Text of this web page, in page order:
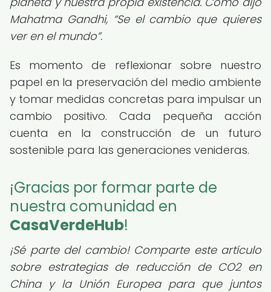
Mahatma Gandhi, Se el cambio que quieres
ver en el mundo .
Es momento de reflexionar sobre nuestro
papel en la preservación del medio ambiente
y tomar medidas concretas para impulsar un
cambio positivo. Cada pequeña acción
cuenta en la construcción de un futuro
sostenible para las generaciones venideras.
¡Gracias por formar parte de
nuestra comunidad en
CasaVerdeHub!
¡Sé parte del cambio! Comparte este artículo
sobre estrategias de reducción de CO2 en
China y la Unión Europea para que juntos